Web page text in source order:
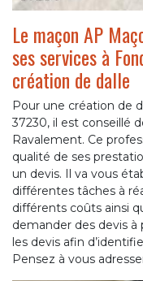
Le maçon AP
ses services à
création de dalle
Pour une création de
37230, il est conseillé
Ravalement. Ce
qualité de ses
un devis. Il va vous
différentes tâches à
différents coûts ainsi
demander des devis
les devis afin
Pensez à vous